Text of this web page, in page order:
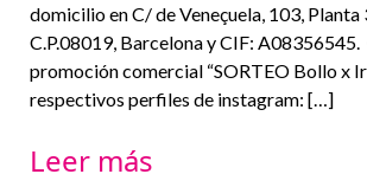
domicilio en C/ de Veneçuela, 103, Planta
C.P.08019, Barcelona y CIF:
promoción comercial “SORTEO Bollo x
respectivos perfiles de instagram: […]
Leer más